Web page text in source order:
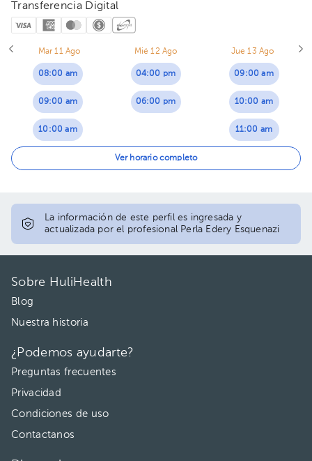
Transferencia Digital
Mar 11 Ago
08:00 am
09:00 am
10:00 am
Mié 12 Ago
04:00 pm
06:00 pm
Jue 13 Ago
09:00 am
10:00 am
11:00 am
Ver horario completo
La información de este perfil es ingresada y
actualizada por el profesional Perla Edery Esquenazi
Sobre HuliHealth
Blog
Nuestra historia
¿Podemos ayudarte?
Preguntas frecuentes
Privacidad
Condiciones de uso
Contactanos